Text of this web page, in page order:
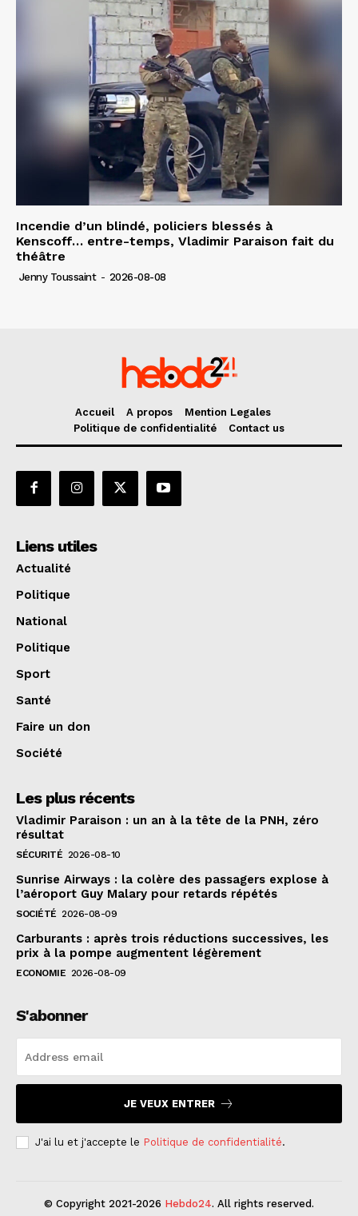
Incendie d’un blindé, policiers blessés à
Kenscoff… entre-temps, Vladimir Paraison fait du
théâtre
Jenny Toussaint - 2026-08-08
Accueil A propos
Mention Legales
Politique de confidentialité
Contact us
Liens utiles
Actualité
Politique
National
Politique
Sport
Santé
Faire un don
Société
Les plus récents
Vladimir Paraison : un an à la tête de la PNH, zéro
résultat
SÉCURITÉ 2026-08-10
Sunrise Airways : la colère des passagers explose à
l’aéroport Guy Malary pour retards répétés
SOCIÉTÉ 2026-08-09
Carburants : après trois réductions successives, les
prix à la pompe augmentent légèrement
ECONOMIE 2026-08-09
S'abonner
JE VEUX ENTRER
J'ai lu et j'accepte le Politique de confidentialité.
© Copyright 2021-2026 Hebdo24. All rights reserved.